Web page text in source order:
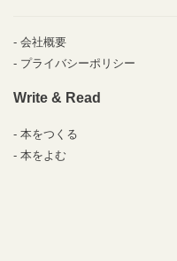
会社概要
プライバシーポリシー
Write & Read
本をつくる
本をよむ